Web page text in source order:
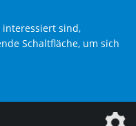
interessiert sind,
Schaltfläche, um sich